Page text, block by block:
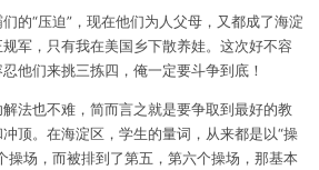
的“压迫”，现在他们为人父母，又都成了海淀
军，只有我在美国乡下散养娃。这次好不容
他们来挑三拣四，俺一定要斗争到底！
法也不难，简而言之就是要争取到最好的教
顶。在海淀区，学生的量词，从来都是以“操
操场，而被排到了第五，第六个操场，那基本